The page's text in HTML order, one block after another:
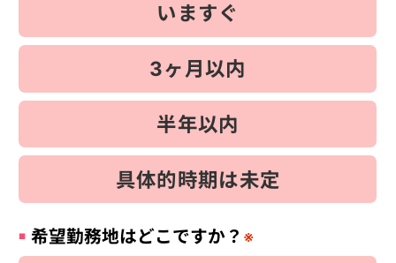
いますぐ
3ヶ月以内
半年以内
具体的時期は未定
希望勤務地はどこですか？ ※